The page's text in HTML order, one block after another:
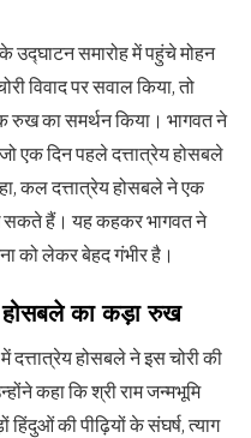
उद्घाटन समारोह में पहुंचे मोहन
विवाद पर सवाल किया, तो
रुख का समर्थन किया। भागवत ने
एक दिन पहले दत्तात्रेय होसबले
कल दत्तात्रेय होसबले ने एक
सकते हैं। यह कहकर भागवत ने
को लेकर बेहद गंभीर है।
होसबले का कड़ा रुख
होसबले ने इस चोरी की
कहा कि श्री राम जन्मभूमि
हिंदुओं की पीढ़ियों के संघर्ष, त्याग